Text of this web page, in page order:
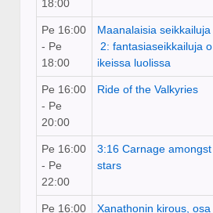
18:00
Pe 16:00
- Pe
18:00
Maanalaisia seikkailuja
2: fantasiaseikkailuja o
ikeissa luolissa
Pe 16:00
- Pe
20:00
Ride of the Valkyries
Pe 16:00
- Pe
22:00
3:16 Carnage amongst
stars
Pe 16:00
Xanathonin kirous, osa